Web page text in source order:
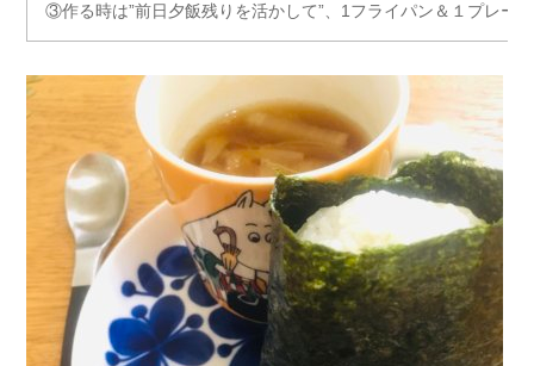
③作る時は”前日夕飯残りを活かして”、1フライパン＆１プレー